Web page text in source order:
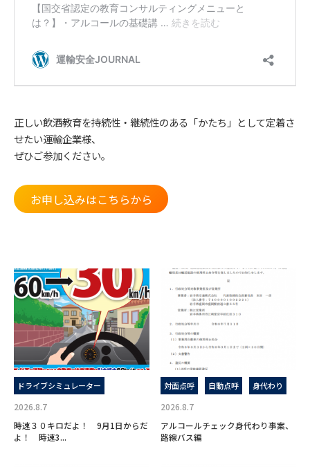
正しい飲酒教育を持続性・継続性のある「かたち」として定着さ
せたい運輸企業様、
ぜひご参加ください。
お申し込みはこちらから
ドライブシミュレーター
2026.8.7
時速３０キロだよ！ 9月1日からだ
よ！ 時速3...
対面点呼 自動点呼 身代わり
2026.8.7
アルコールチェック身代わり事案、
路線バス編